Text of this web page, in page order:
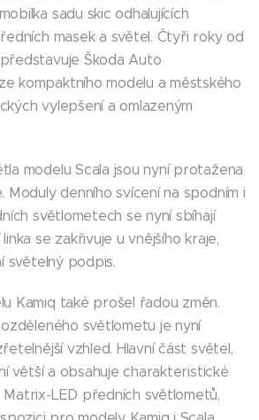
sadu skic odhalujících
masek a světel. Čtyři roky od
Škoda Auto
kompaktního modelu a městského
vylepšení a omlazeným
modelu Scala jsou nyní protažena
Moduly denního svícení na spodním i
světlometech se nyní sbíhají
se zakřivuje u vnějšího kraje,
světelný podpis.
Kamiq také prošel řadou změn.
světlometu je nyní
vzhled. Hlavní část světel,
větší a obsahuje charakteristické
Matrix-LED předních světlometů,